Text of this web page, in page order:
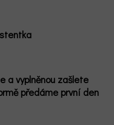
a vyplněnou zašlete
předáme první den